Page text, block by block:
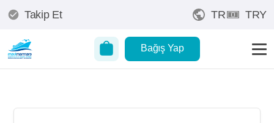
Takip Et TR TRY
Bağış Yap